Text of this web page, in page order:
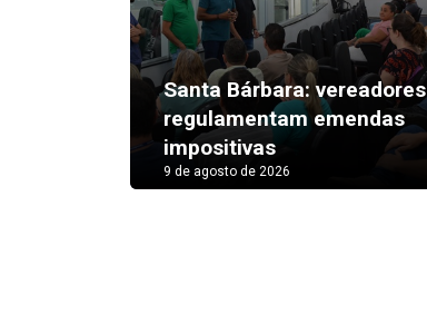
Santa Bárbara: vereadores
regulamentam emendas
impositivas
9 de agosto de 2026